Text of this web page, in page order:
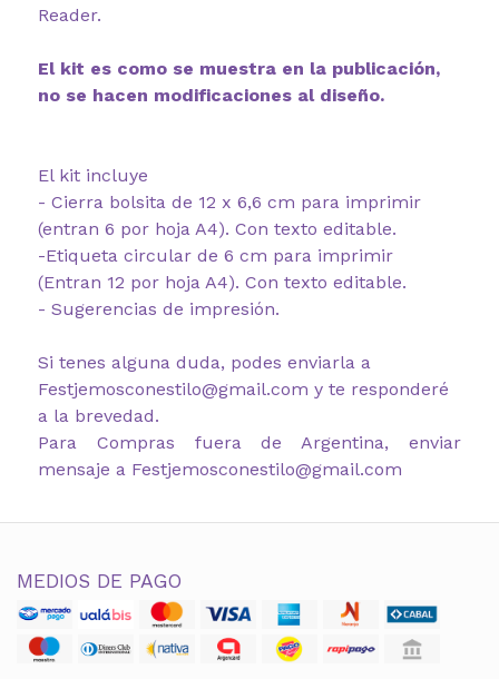
Reader.
El kit es como se muestra en la publicación,
no se hacen modificaciones al diseño.
El kit incluye
- Cierra bolsita de 12 x 6,6 cm para imprimir
(entran 6 por hoja A4). Con texto editable.
-Etiqueta circular de 6 cm para imprimir
(Entran 12 por hoja A4). Con texto editable.
- Sugerencias de impresión.
Si tenes alguna duda, podes enviarla a
Festjemosconestilo@gmail.com y te responderé
a la brevedad.
Para Compras fuera de Argentina, enviar
mensaje a Festjemosconestilo@gmail.com
MEDIOS DE PAGO